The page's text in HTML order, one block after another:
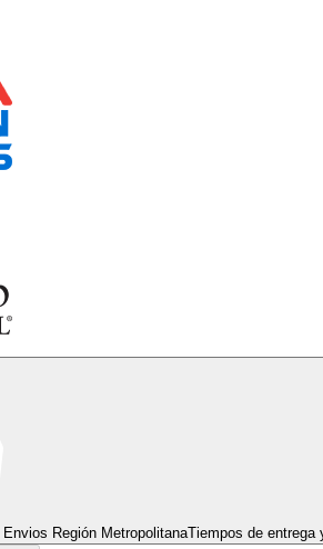
Envios Región MetropolitanaTiempos de entrega